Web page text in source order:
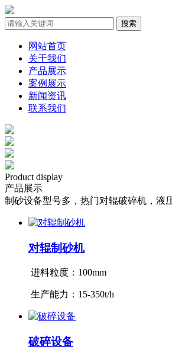
网站首页
关于我们
产品展示
案例展示
新闻资讯
联系我们
Product display
产品展示
制砂设备型号多，热门对辊破碎机，液
对辊制砂机
进料粒度：100mm
生产能力：15-350t/h
破碎设备